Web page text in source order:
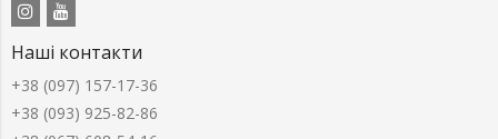
Наші контакти
+38 (097) 157-17-36
+38 (093) 925-82-86